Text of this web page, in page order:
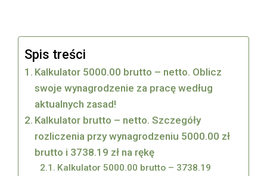
Spis treści
Kalkulator 5000.00 brutto – netto. Oblicz
swoje wynagrodzenie za pracę według
aktualnych zasad!
Kalkulator brutto – netto. Szczegóły
rozliczenia przy wynagrodzeniu 5000.00 zł
brutto i 3738.19 zł na rękę
Kalkulator 5000.00 brutto – 3738.19